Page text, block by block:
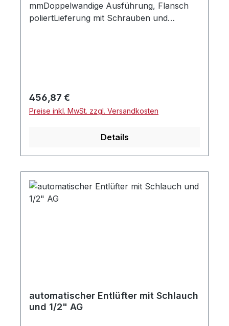
mmDoppelwandige Ausführung, Flansch
poliertLieferung mit Schrauben und
Regulärer Preis:
456,87 €
Preise inkl. MwSt. zzgl. Versandkosten
Details
automatischer Entlüfter mit Schlauch
und 1/2" AG